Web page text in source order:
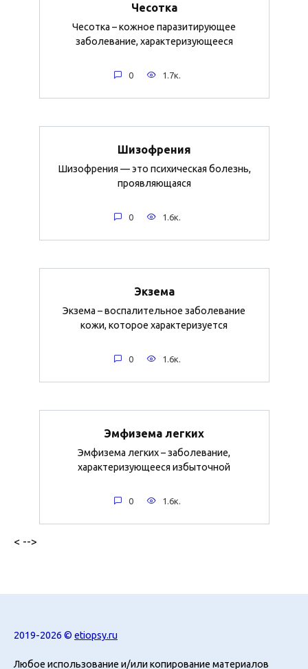
Чесотка
Чесотка – кожное паразитирующее
заболевание, характеризующееся
0 1.7к.
Шизофрения
Шизофрения — это психическая болезнь,
проявляющаяся
0 1.6к.
Экзема
Экзема – воспалительное заболевание
кожи, которое характеризуется
0 1.6к.
Эмфизема легких
Эмфизема легких – заболевание,
характеризующееся избыточной
0 1.6к.
< -->
2019-2026 © etiopsy.ru
Любое использование и/или копирование материалов